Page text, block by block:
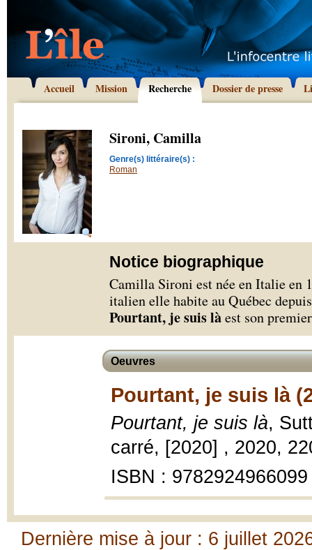
Accueil Mission Recherche Dossier de presse
Sironi, Camilla
Genre(s) littéraire(s) :
Roman
Notice biographique
Camilla Sironi est née en Italie en
italien elle habite au Québec
Pourtant, je suis làest son
Oeuvres
Pourtant, je suis là
Pourtant, je suis là,
carré, [2020] , 2020,
ISBN : 9782924966099
Dernière mise à jour : 6 juillet